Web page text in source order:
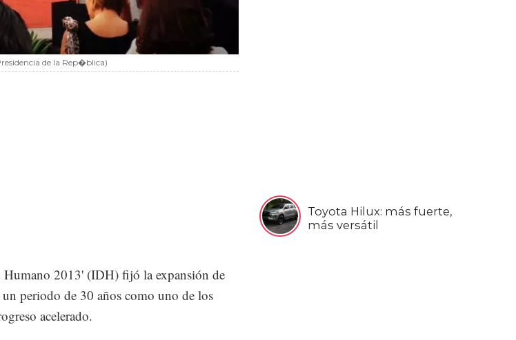
Toyota Hilux: más fuerte,
más versátil
de la Rep�blica)
2013' (IDH) fijó la expansión de
periodo de 30 años como uno de los
acelerado.